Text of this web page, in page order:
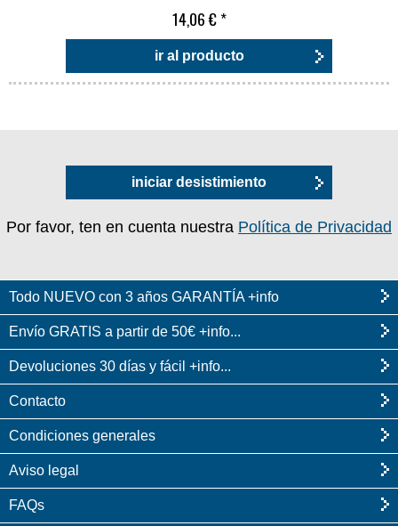
14,06 €*
ir al producto
iniciar desistimiento
Por favor, ten en cuenta nuestra Política de Privacidad
Todo NUEVO con 3 años GARANTÍA +info
Envío GRATIS a partir de 50€ +info...
Devoluciones 30 días y fácil +info...
Contacto
Condiciones generales
Aviso legal
FAQs